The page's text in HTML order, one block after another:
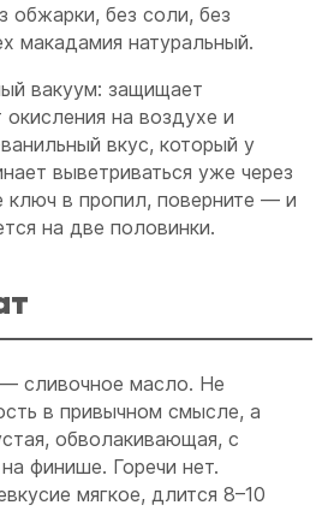
обжарки, без соли, без
макадамия натуральный.
вакуум: защищает
на воздухе и
вкус, который у
выветриваться уже через
ключ в пропил, поверните — и
на две половинки.
сливочное масло. Не
в привычном смысле, а
обволакивающая, с
финише. Горечи нет.
мягкое, длится 8–10